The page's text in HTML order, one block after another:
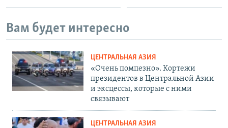
Вам будет интересно
ЦЕНТРАЛЬНАЯ АЗИЯ
«Очень помпезно». Кортежи
президентов в Центральной Азии
и эксцессы, которые с ними
связывают
ЦЕНТРАЛЬНАЯ АЗИЯ